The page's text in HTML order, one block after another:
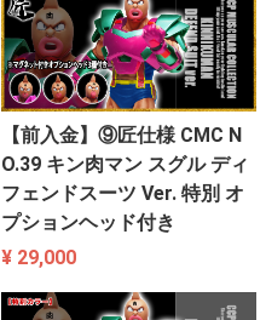
【前入金】⑨匠仕様 CMC N
O.39 キン肉マン スグル ディ
フェンドスーツ Ver. 特別 オ
プションヘッド付き
¥ 29,000